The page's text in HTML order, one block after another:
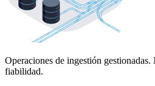
Operaciones de ingestión gestionadas.
fiabilidad.